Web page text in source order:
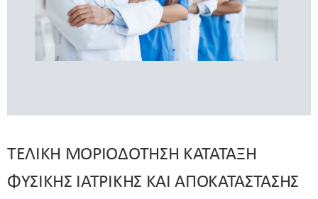
ΤΕΛΙΚΗ ΜΟΡΙΟΔΟΤΗΣΗ ΚΑΤΑΤΑΞΗ
ΦΥΣΙΚΗΣ ΙΑΤΡΙΚΗΣ ΚΑΙ ΑΠΟΚΑΤΑΣΤΑΣΗΣ